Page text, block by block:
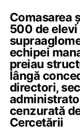
Comasarea
500 de
echipei
preiau
lângă
directori,
cenzurată
Cercetării